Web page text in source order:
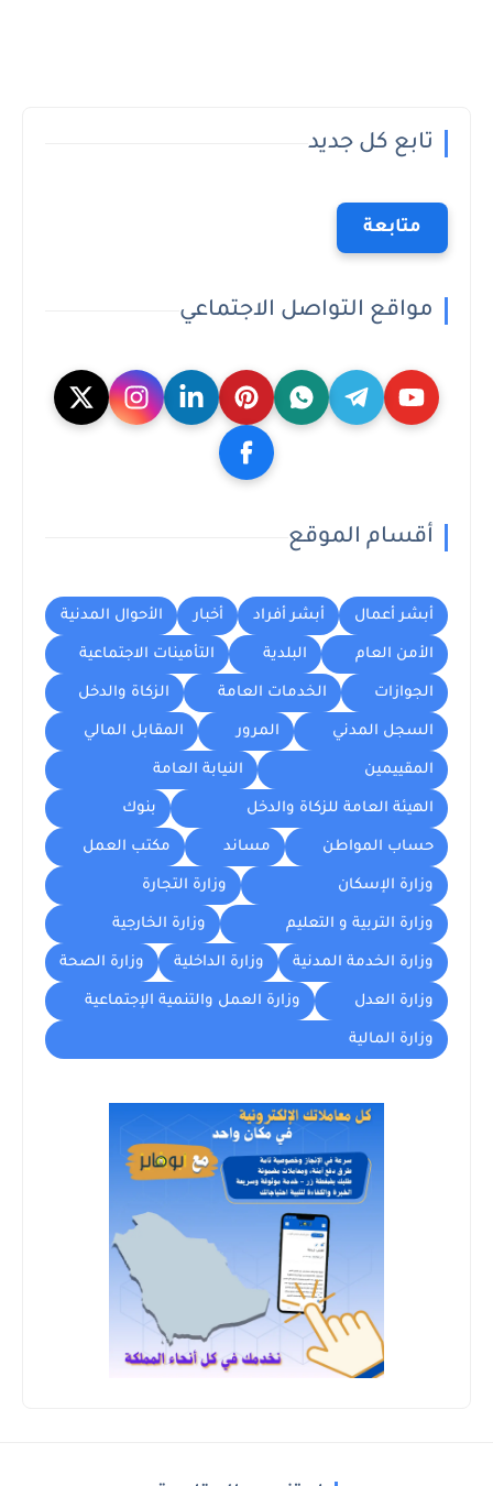
تابع كل جديد
متابعة
مواقع التواصل الاجتماعي
أقسام الموقع
أبشر أعمال أبشر أفراد أخبار الأحوال المدنية
الأمن العام البلدية التأمينات الاجتماعية
الجوازات الخدمات العامة الزكاة والدخل
السجل المدني المرور المقابل المالي
المقييمين النيابة العامة
الهيئة العامة للزكاة والدخل بنوك
حساب المواطن مساند مكتب العمل
وزارة الإسكان وزارة التجارة
وزارة التربية و التعليم وزارة الخارجية
وزارة الخدمة المدنية وزارة الداخلية وزارة الصحة
وزارة العدل وزارة العمل والتنمية الإجتماعية
وزارة المالية